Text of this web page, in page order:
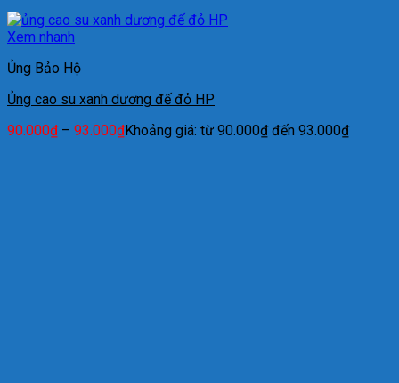
Xem nhanh
Ủng Bảo Hộ
Ủng cao su xanh dương đế đỏ HP
90.000₫ – 93.000₫Khoảng giá: từ 90.000₫ đến 93.000₫